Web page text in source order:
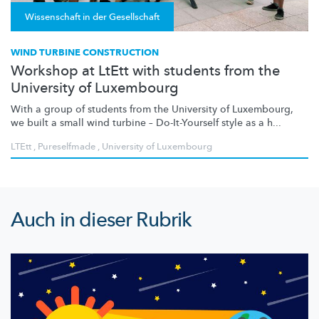
Wissenschaft in der Gesellschaft
WIND TURBINE CONSTRUCTION
Workshop at LtEtt with students from the
University of Luxembourg
With a group of students from the University of Luxembourg,
we built a small wind turbine – Do-It-Yourselfstyle as a h...
LTEtt , Pureselfmade , University of Luxembourg
Auch in dieser Rubrik